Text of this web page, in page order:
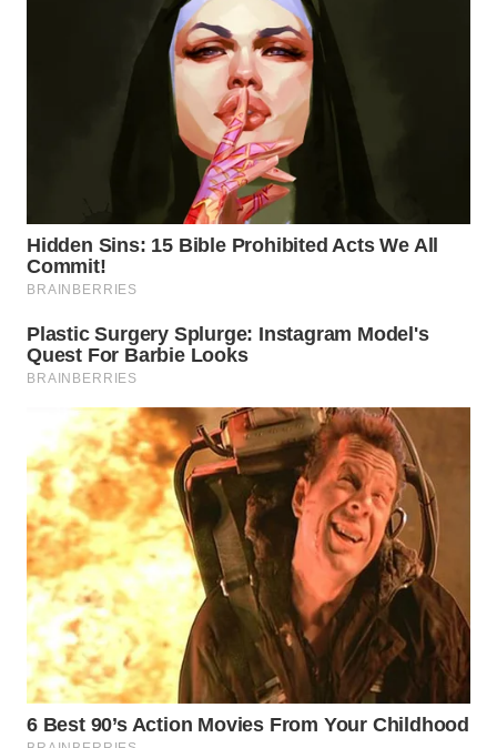
DANAU
TOBA
NIAS
WN
LANGKAT
WN
TAPANULI
SELATAN
WN
TANJUNG
LESUNG
WN
KARO